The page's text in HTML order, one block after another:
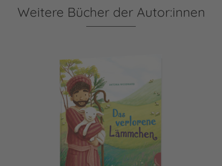
Weitere Bücher der Autor:innen